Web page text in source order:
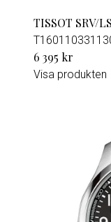
TISSOT SRV/
6 395 kr
Visa produkten